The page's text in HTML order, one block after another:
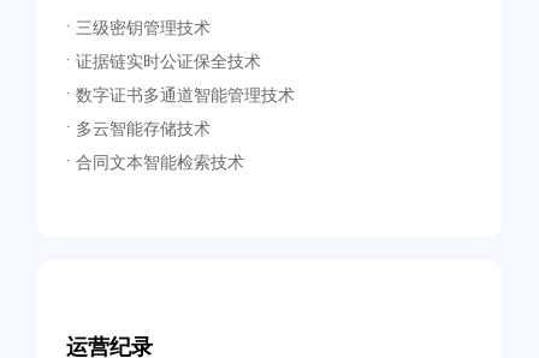
· 三级密钥管理技术
· 证据链实时公证保全技术
· 数字证书多通道智能管理技术
· 多云智能存储技术
· 合同文本智能检索技术
运营纪录